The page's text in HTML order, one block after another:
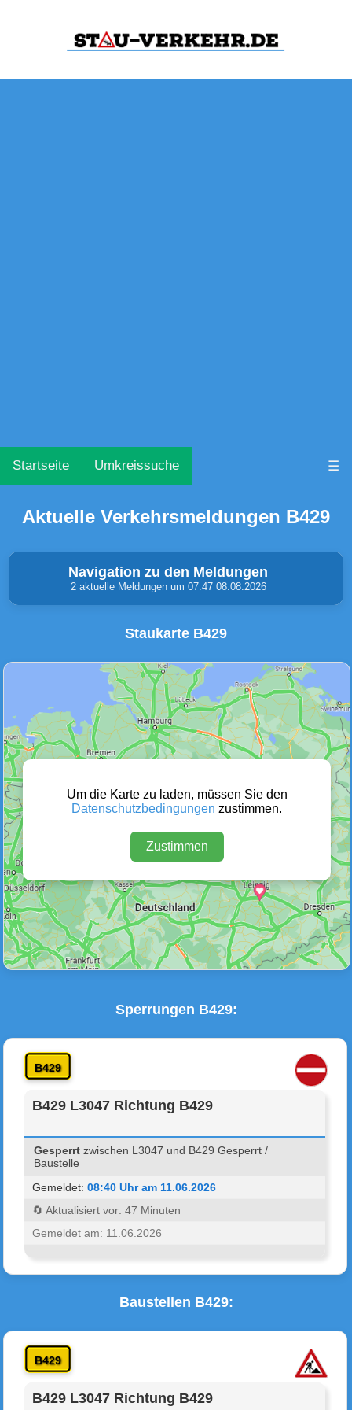
Startseite Umkreissuche ☰
Aktuelle Verkehrsmeldungen B429
Navigation zu den Meldungen
2 aktuelle Meldungen um 07:47 08.08.2026
Unfälle & Warnungen Stau
(0)
Wetter Warnungen Sperrungen
Defektes Fahrzeug
Staukarte B429
Um die Karte zu laden, müssen Sie den
Datenschutzbedingungen zustimmen.
Zustimmen
Sperrungen B429:
B429
B429 L3047 Richtung B429
Gesperrt zwischen L3047 und B429 Gesperrt /
Baustelle
Gemeldet:08:40 Uhr am 11.06.2026
🔄 Aktualisiert vor: 47 Minuten
Gemeldet am: 11.06.2026
Baustellen B429:
B429
B429 L3047 Richtung B429